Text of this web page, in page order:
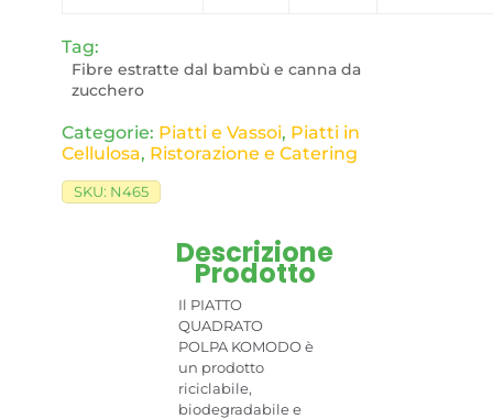
Tag:
Fibre estratte dal bambù e canna da
zucchero
Categorie: Piatti e Vassoi, Piatti in
Cellulosa, Ristorazione e Catering
SKU: N465
Descrizione
Prodotto
Il PIATTO
QUADRATO
POLPA KOMODO è
un prodotto
riciclabile,
biodegradabile e